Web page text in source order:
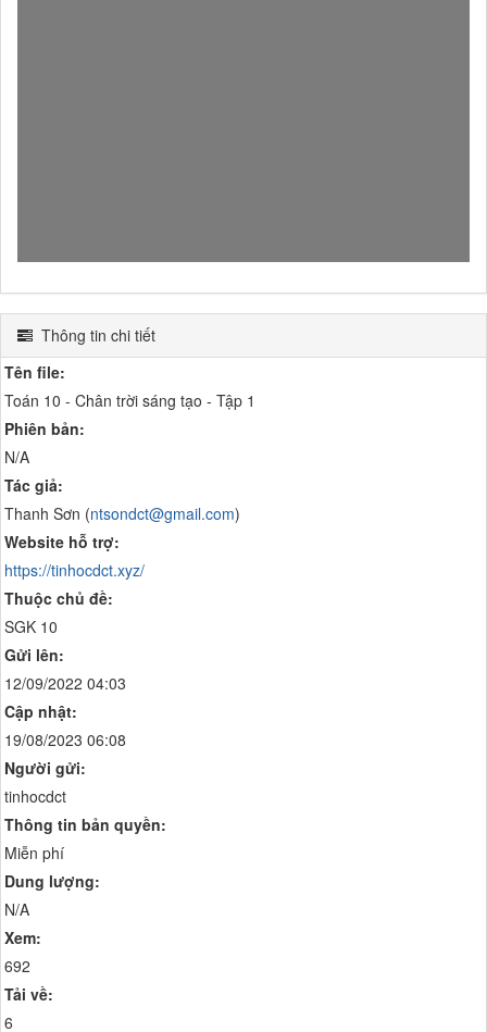
Thông tin chi tiết
Tên file:
Toán 10 - Chân trời sáng tạo - Tập 1
Phiên bản:
N/A
Tác giả:
Thanh Sơn (ntsondct@gmail.com)
Website hỗ trợ:
https://tinhocdct.xyz/
Thuộc chủ đề:
SGK 10
Gửi lên:
12/09/2022 04:03
Cập nhật:
19/08/2023 06:08
Người gửi:
tinhocdct
Thông tin bản quyền:
Miễn phí
Dung lượng:
N/A
Xem:
692
Tải về:
6